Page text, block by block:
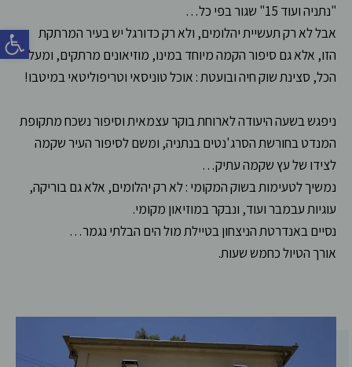
פתח
"נתניה ועוד 15" שגור בפי כל…
אבל לא רק תעשיית יהלומים, ולא רק כדורגל יש בעיר המרתקת
הזו, אלא גם סיפור הקמה מיוחד במינו, מוזיאונים מרתקים, ומעל
הכל, סצינת שוק חיה ובועטת : אוכל טוניסאי וטריפוליטאי במיטבו!
ניפגש בשעה היעודה לארוחת בוקר עצמאית וסיפור נשכח מתקופת
המנדט בחורשת הסרג'נטים בנתניה, ומשם לסיפור העיר שקמה
לצידו של עץ שקמה עתיק…
נמשיך לטעימות בשוק המקומי : לא רק יהלומים, אלא גם בוריקה,
עוגיות עבמבר ועוד, ונבקר במוזיאון מקומי.
נסיים באנדרטת הניצחון בטיילת מול הים הבלתי נגמר…
אורך הטיול כחמש שעות.